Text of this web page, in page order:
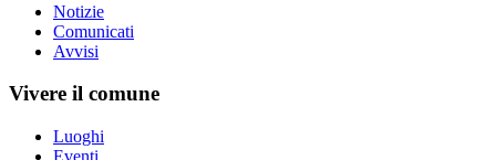
Notizie
Comunicati
Avvisi
Vivere il comune
Luoghi
Eventi